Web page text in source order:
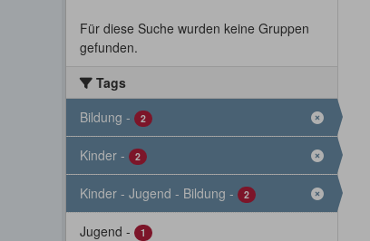
Für diese Suche wurden keine Gruppen
gefunden.
Tags
Bildung - 2
Kinder - 2
Kinder - Jugend - Bildung - 2
Jugend - 1